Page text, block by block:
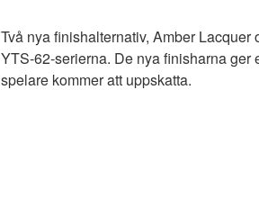
Två nya finishalternativ, Amber
YTS-62-serierna. De nya finisharna
spelare kommer att uppskatta.